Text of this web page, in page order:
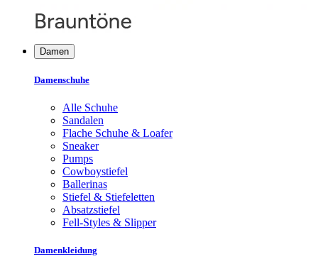
Damen
Damenschuhe
Alle Schuhe
Sandalen
Flache Schuhe & Loafer
Sneaker
Pumps
Cowboystiefel
Ballerinas
Stiefel & Stiefeletten
Absatzstiefel
Fell-Styles & Slipper
Damenkleidung